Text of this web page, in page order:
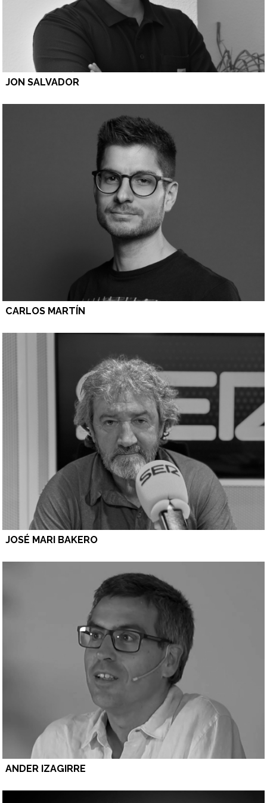
JON SALVADOR
CARLOS MARTÍN
JOSÉ MARI BAKERO
ANDER IZAGIRRE